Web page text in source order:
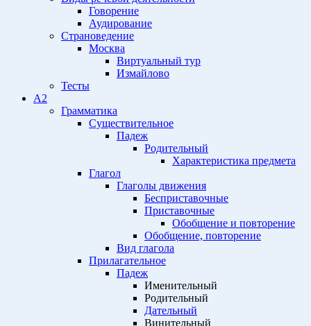
Говорение
Аудирование
Страноведение
Москва
Виртуальный тур
Измайлово
Тесты
A2
Грамматика
Существительное
Падеж
Родительный
Характеристика предмета
Глагол
Глаголы движения
Бесприставочные
Приставочные
Обобщение и повторение
Обобщение, повторение
Вид глагола
Прилагательное
Падеж
Именительный
Родительный
Дательный
Винительный